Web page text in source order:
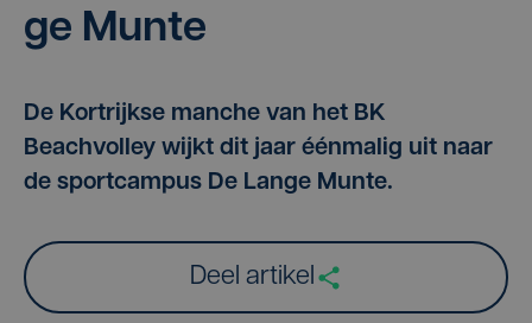
ge Munte
De Kortrijkse manche van het BK
Beachvolley wijkt dit jaar éénmalig uit naar
de sportcampus De Lange Munte.
Deel artikel